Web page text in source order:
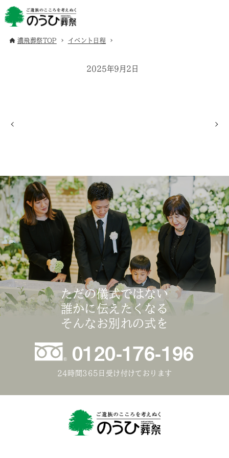
濃飛葬祭TOP イベント日程
2025年9月2日
ただの儀式ではない
誰かに伝えたくなる
そんなお別れの式を
0120-176-196
24時間365日受け付けております